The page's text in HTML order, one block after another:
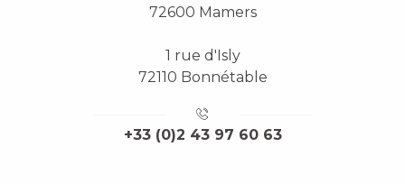
72600 Mamers
1 rue d'Isly
72110 Bonnétable
+33 (0)2 43 97 60 63